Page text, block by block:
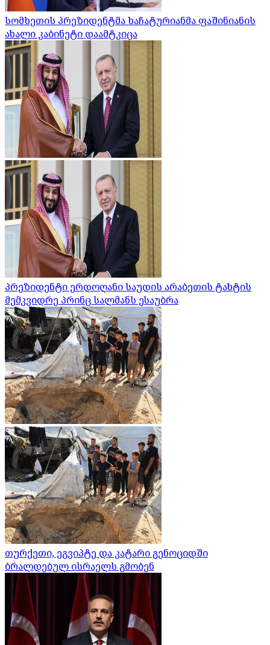
სომხეთის პრეზიდენტმა ხაჩატურიანმა ფაშინიანის
ახალი კაბინეტი დაამტკიცა
პრეზიდენტი ერდოღანი საუდის არაბეთის ტახტის
მემკვიდრე პრინც სალმანს ესაუბრა
თურქეთი, ეგვიპტე და კატარი გენოციდში
ბრალდებულ ისრაელს გმობენ